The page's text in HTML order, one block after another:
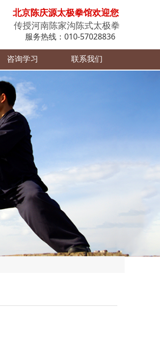
服务热线：010-57028836
传授河南陈家沟陈式太极拳
咨询学习 联系我们
北京陈庆源太极拳馆欢迎您